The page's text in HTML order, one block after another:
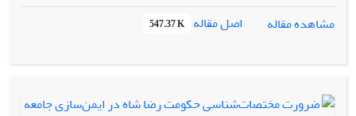
رویدادهای مهم تاریخ انقلاب به شمار آورد که از قضا دقیقاً در
سطح «چیستی» با توصیفهای مختلفی روایت شده است. در این
پژوهش روایت حماسه-گونه این حرکت به دلایل مختلف از اعتبار
مشاهده مقاله
اصل مقاله 547.37 K